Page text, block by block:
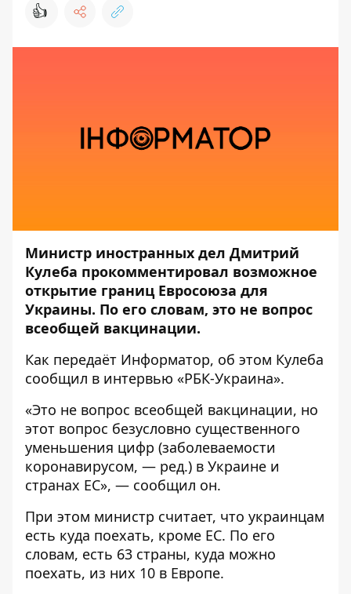
👍
Министр иностранных дел Дмитрий
Кулеба прокомментировал возможное
открытие границ Евросоюза для
Украины. По его словам, это не вопрос
всеобщей вакцинации.
Как передаёт Информатор, об этом Кулеба
сообщил в интервью «РБК-Украина».
«Это не вопрос всеобщей вакцинации, но
этот вопрос безусловно существенного
уменьшения цифр (заболеваемости
коронавирусом, — ред.) в Украине и
странах ЕС», — сообщил он.
При этом министр считает, что украинцам
есть куда поехать, кроме ЕС. По его
словам, есть 63 страны, куда можно
поехать, из них 10 в Европе.